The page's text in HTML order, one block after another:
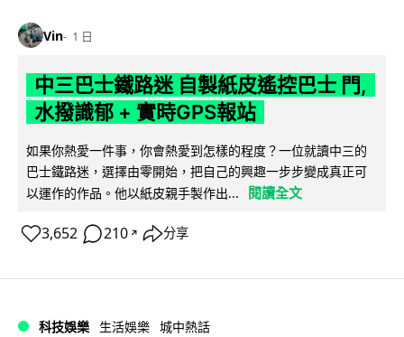
Vin 1 日
中三巴士鐵路迷 自製紙皮遙控巴士 門,
水撥識郁 + 實時GPS報站
如果你熱愛一件事，你會熱愛到怎樣的程度？一位就讀中三的
巴士鐵路迷，選擇由零開始，把自己的興趣一步步變成真正可
以運作的作品。他以紙皮親手製作出...
閱讀全文
3,652 210 ↗ 分享
科技娛樂 生活娛樂 城中熱話